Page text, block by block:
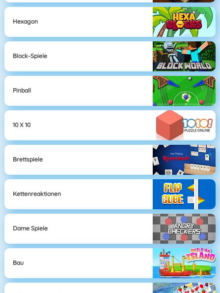
Hexagon
Block-Spiele
Pinball
10 X 10
Brettspiele
Kettenreaktionen
Dame Spiele
Bau